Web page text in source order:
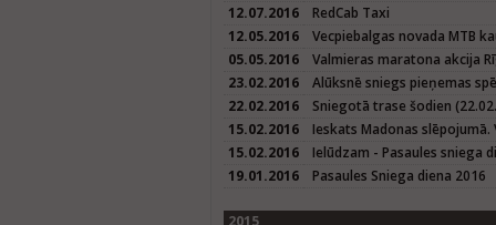
12.07.2016
RedCab Taxi
12.05.2016
Vecpiebalgas novada MTB
05.05.2016
Valmieras maratona akcija
23.02.2016
Alūksnē sniegs pieņemas
22.02.2016
Sniegotā trase šodien
15.02.2016
Ieskats Madonas slēpojumā.
15.02.2016
Ielūdzam - Pasaules sniega
19.01.2016
Pasaules Sniega diena 2016
2015